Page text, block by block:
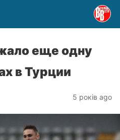
еще одну
в Турции
5 років ago